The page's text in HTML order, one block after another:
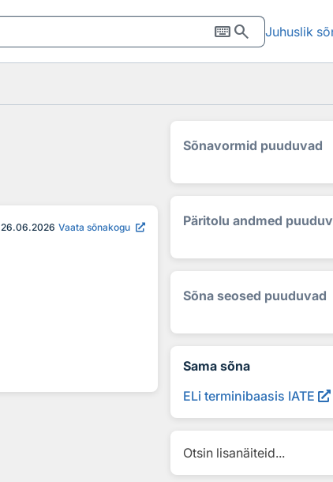
keyboardsearch Juhuslik
26.06.2026 Vaata sõnakogu
Sõnavormid puuduvad
Päritolu andmed
Sõna seosed puuduvad
Sama sõna
ELi terminibaasis IATE
Otsin lisanäiteid...